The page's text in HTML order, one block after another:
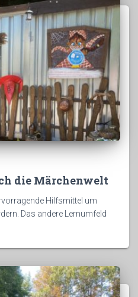
die Märchenwelt
Hilfsmittel um
Das andere Lernumfeld